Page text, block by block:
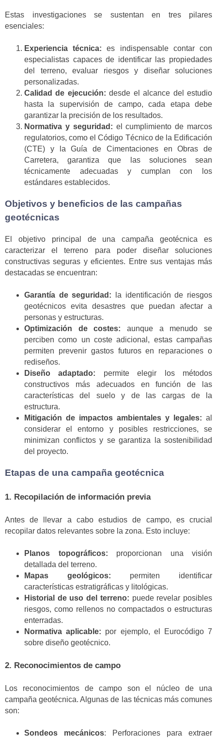
Estas investigaciones se sustentan en tres pilares
esenciales:
Experiencia técnica: es indispensable contar con
especialistas capaces de identificar las propiedades
del terreno, evaluar riesgos y diseñar soluciones
personalizadas.
Calidad de ejecución: desde el alcance del estudio
hasta la supervisión de campo, cada etapa debe
garantizar la precisión de los resultados.
Normativa y seguridad: el cumplimiento de marcos
regulatorios, como el Código Técnico de la Edificación
(CTE) y la Guía de Cimentaciones en Obras de
Carretera, garantiza que las soluciones sean
técnicamente adecuadas y cumplan con los
estándares establecidos.
Objetivos y beneficios de las campañas
geotécnicas
El objetivo principal de una campaña geotécnica es
caracterizar el terreno para poder diseñar soluciones
constructivas seguras y eficientes. Entre sus ventajas más
destacadas se encuentran:
Garantía de seguridad: la identificación de riesgos
geotécnicos evita desastres que puedan afectar a
personas y estructuras.
Optimización de costes: aunque a menudo se
perciben como un coste adicional, estas campañas
permiten prevenir gastos futuros en reparaciones o
rediseños.
Diseño adaptado: permite elegir los métodos
constructivos más adecuados en función de las
características del suelo y de las cargas de la
estructura.
Mitigación de impactos ambientales y legales: al
considerar el entorno y posibles restricciones, se
minimizan conflictos y se garantiza la sostenibilidad
del proyecto.
Etapas de una campaña geotécnica
1. Recopilación de información previa
Antes de llevar a cabo estudios de campo, es crucial
recopilar datos relevantes sobre la zona. Esto incluye:
Planos topográficos: proporcionan una visión
detallada del terreno.
Mapas geológicos: permiten identificar
características estratigráficas y litológicas.
Historial de uso del terreno: puede revelar posibles
riesgos, como rellenos no compactados o estructuras
enterradas.
Normativa aplicable: por ejemplo, el Eurocódigo 7
sobre diseño geotécnico.
2. Reconocimientos de campo
Los reconocimientos de campo son el núcleo de una
campaña geotécnica. Algunas de las técnicas más comunes
son:
Sondeos mecánicos: Perforaciones para extraer